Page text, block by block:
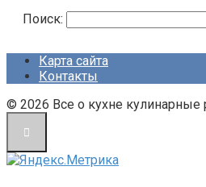
Поиск:
Карта сайта
Контакты
© 2026 Все о кухне кулинарные